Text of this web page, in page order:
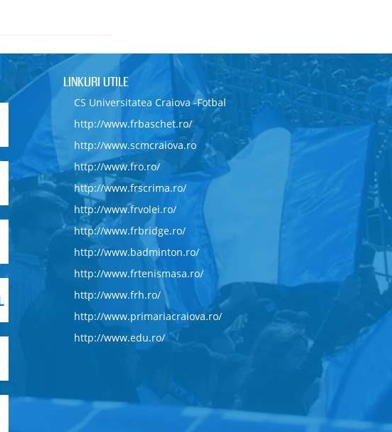
LINKURI UTILE
CS Universitatea Craiova -Fotbal
http://www.frbaschet.ro/
http://www.scmcraiova.ro
http://www.fro.ro/
http://www.frscrima.ro/
http://www.frvolei.ro/
http://www.frbridge.ro/
http://www.badminton.ro/
http://www.frtenismasa.ro/
http://www.frh.ro/
http://www.primariacraiova.ro/
http://www.edu.ro/